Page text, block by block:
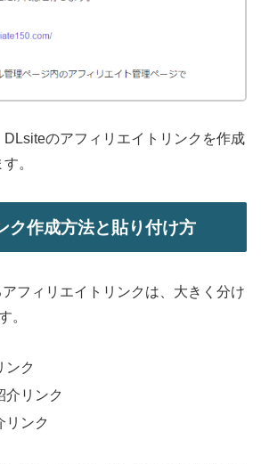
のアフィリエイトリンクを作成
。
ク作成方法と貼り付け方
フィリエイトリンクは、大きく分け
。
ンク
介リンク
リンク